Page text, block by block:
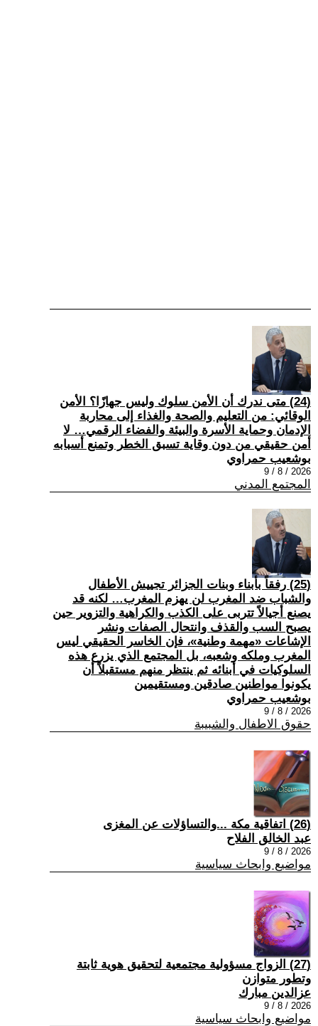
(24) متى ندرك أن الأمن سلوك وليس جهازًا؟ الأمن
الوقائي: من التعليم والصحة والغذاء إلى محاربة
الإدمان وحماية الأسرة والبيئة والفضاء الرقمي… لا
أمن حقيقي من دون وقاية تسبق الخطر وتمنع أسبابه
بوشعيب حمراوي
2026 / 8 / 9
المجتمع المدني
(25) رفقاً بأبناء وبنات الجزائر تجييش الأطفال
والشباب ضد المغرب لن يهزم المغرب… لكنه قد
يصنع أجيالاً تتربى على الكذب والكراهية والتزوير حين
يصبح السب والقذف وانتحال الصفات ونشر
الإشاعات «مهمة وطنية»، فإن الخاسر الحقيقي ليس
المغرب وملكه وشعبه، بل المجتمع الذي يزرع هذه
السلوكيات في أبنائه ثم ينتظر منهم مستقبلاً أن
يكونوا مواطنين صادقين ومستقيمين
بوشعيب حمراوي
2026 / 8 / 9
حقوق الاطفال والشبيبة
(26) اتفاقية مكة ...والتساؤلات عن المغزى
عبد الخالق الفلاح
2026 / 8 / 9
مواضيع وابحاث سياسية
(27) الزواج مسؤولية مجتمعية لتحقيق هوية ثابتة
وتطور متوازن
عزالدين مبارك
2026 / 8 / 9
مواضيع وابحاث سياسية